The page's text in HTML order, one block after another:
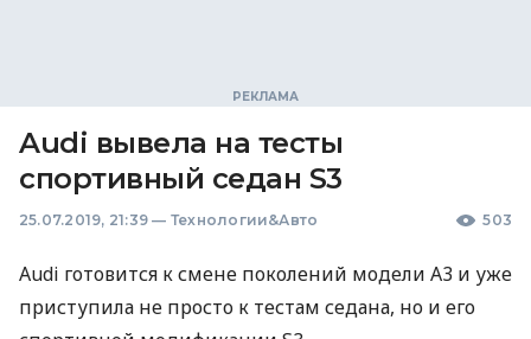
Audi вывела на тесты
спортивный седан S3
25.07.2019, 21:39 — Технологии&Авто 503
Audi готовится к смене поколений модели A3 и уже
приступила не просто к тестам седана, но и его